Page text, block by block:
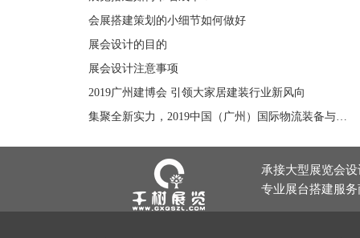
会展搭建策划的小细节如何做好
展会设计的目的
展会设计注意事项
2019广州建博会 引领大家居建装行业新风向
集聚全新实力，2019中国（广州）国际物流装备与技术展览会引领华南物流发展新风向
承接大型展览会
专业展台搭建服务